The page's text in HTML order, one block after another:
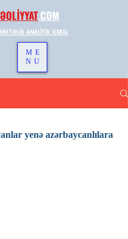
.COM
ANALİTİK İCMAL
ME
NU
yenə azərbaycanlılara